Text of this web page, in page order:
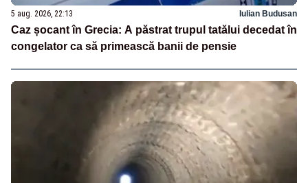
5 aug. 2026, 22:13 Iulian Budusan
Caz șocant în Grecia: A păstrat trupul tatălui decedat în
congelator ca să primească banii de pensie